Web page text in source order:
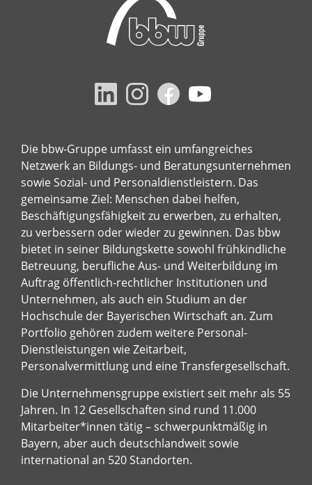
Die bbw-Gruppe umfasst ein umfangreiches
Netzwerk an Bildungs- und Beratungsunternehmen
sowie Sozial- und Personaldienstleistern. Das
gemeinsame Ziel: Menschen dabei helfen,
Beschäftigungsfähigkeit zu erwerben, zu erhalten,
zu verbessern oder wieder zu gewinnen. Das bbw
bietet in seiner Bildungskette sowohl frühkindliche
Betreuung, berufliche Aus- und Weiterbildung im
Auftrag öffentlich-rechtlicher Institutionen und
Unternehmen, als auch ein Studium an der
Hochschule der Bayerischen Wirtschaft an. Zum
Portfolio gehören zudem weitere Personal-
Dienstleistungen wie Zeitarbeit,
Personalvermittlung und eine Transfergesellschaft.
Die Unternehmensgruppe existiert seit mehr als 55
Jahren. In 12 Gesellschaften sind rund 11.000
Mitarbeiter*innen tätig – schwerpunktmäßig in
Bayern, aber auch deutschlandweit sowie
international an 520 Standorten.